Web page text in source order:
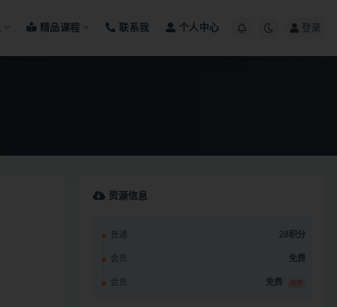
精品课程 联系我 个人中心 登录
资源信息
普通 28积分
会员 免费
会员 免费 推荐